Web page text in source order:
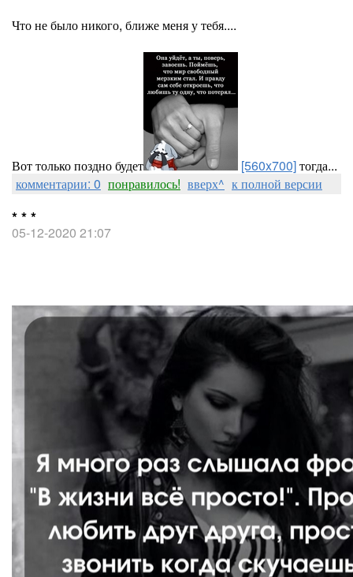
Что не было никого, ближе меня у тебя....
Вот только поздно будет [560x700]тогда...
комментарии: 0 понравилось! вверх^ к полной версии
* * *
05-12-2020 21:07